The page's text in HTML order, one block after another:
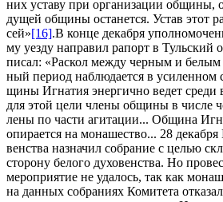
них уста­ву при ор­га­ни­за­ции об­щи­ны,
ду­щей об­щи­ны оста­нет­ся. Устав этот
сей»[16].В кон­це де­каб­ря
му уез­ду на­пра­вил ра­порт в Туль­ский
пи­сал: «Рас­кол меж­ду чер­ным и бе­лым
ный пе­ри­од на­блю­да­ет­ся в уси­лен­ном
щи­ны Иг­на­тия энер­гич­но ве­дет
для этой це­ли чле­ны об­щи­ны в чис­ле
ле­ны по ча­сти аги­та­ции... Об­щи­на
опи­ра­ет­ся на мо­на­ше­ство... 28
вен­ства на­зна­чил со­бра­ние с це­лью
сто­ро­ну бе­ло­го ду­хо­вен­ства. Но
ме­ро­при­я­тие не уда­лось, так как
на дан­ных со­бра­ни­ях Ко­ми­те­та